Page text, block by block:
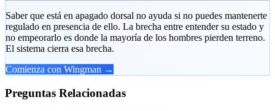
Saber que está en apagado dorsal no ayuda si no puedes mantenerte
regulado en presencia de ello. La brecha entre entender su estado y
no empeorarlo es donde la mayoría de los hombres pierden terreno.
El sistema cierra esa brecha.
Comienza con Wingman →
Preguntas Relacionadas